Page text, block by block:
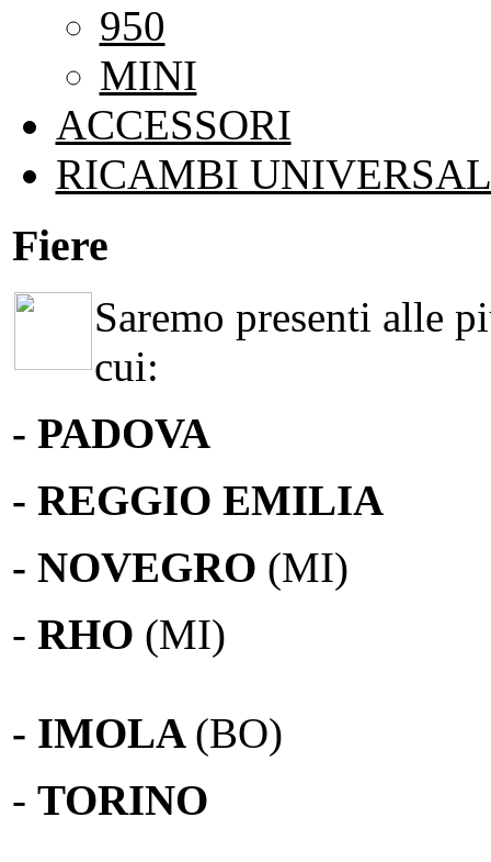
950
MINI
ACCESSORI
RICAMBI
Fiere
Saremo presenti alle
cui:
- PADOVA
- REGGIO EMILIA
- NOVEGRO (MI)
- RHO (MI)
- IMOLA (BO)
- TORINO